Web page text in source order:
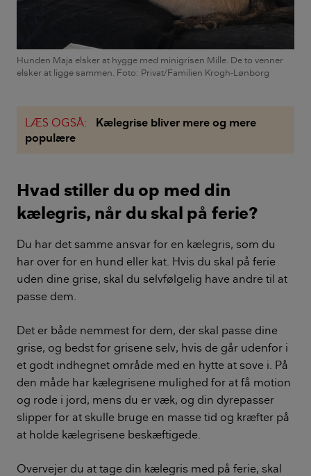
Hunden Maja elsker at hygge med minigrisen Mille. De to venner
elsker at ligge sammen. Foto: Privat/Familien Krogh-Lønborg
LÆS OGSÅ:
Kælegrise bliver mere og mere
populære
Hvad stiller du op med din
kælegris, når du skal på ferie?
Du har det samme ansvar for en kælegris, som du
har over for en hund eller kat. Hvis du skal på ferie
uden dine grise, skal du selvfølgelig have andre til at
passe dem.
Det er både nemmest for dem, der skal passe dine
grise, og bedst for grisene selv, hvis de går udenfor i
et godt indhegnet område med en hytte at sove i. På
den måde har kælegrisene mulighed for at få motion
og rode i jord, mens du er væk, og din dyrepasser
slipper for at skulle bruge en masse tid og kræfter på
at holde kælegrisene beskæftigede.
Overvejer du at tage din kælegris med på ferie, skal